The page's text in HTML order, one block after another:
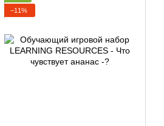
−11%